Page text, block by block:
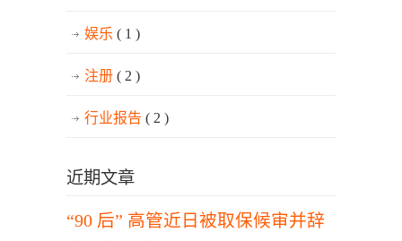
娱乐 ( 1 )
注册 ( 2 )
行业报告 ( 2 )
近期文章
“90 后” 高管近日被取保候审并辞